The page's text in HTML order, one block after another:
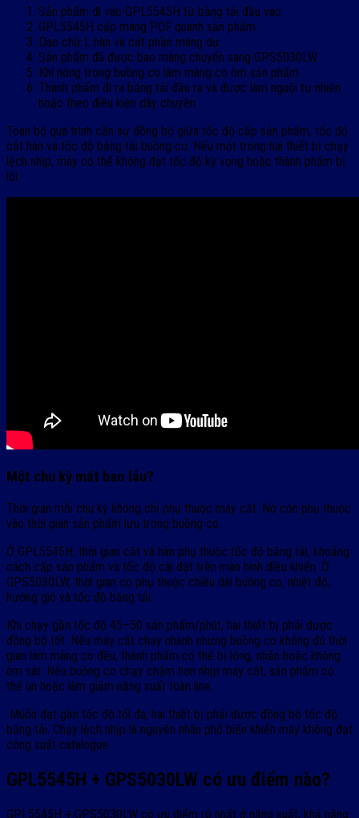
Sản phẩm đi vào GPL5545H từ băng tải đầu vào.
GPL5545H cấp màng POF quanh sản phẩm.
Dao chữ L hàn và cắt phần màng dư.
Sản phẩm đã được bao màng chuyển sang GPS5030LW.
Khí nóng trong buồng co làm màng co ôm sản phẩm.
Thành phẩm đi ra băng tải đầu ra và được làm nguội tự nhiên
hoặc theo điều kiện dây chuyền.
Toàn bộ quá trình cần sự đồng bộ giữa tốc độ cấp sản phẩm, tốc độ
cắt hàn và tốc độ băng tải buồng co. Nếu một trong hai thiết bị chạy
lệch nhịp, máy có thể không đạt tốc độ kỳ vọng hoặc thành phẩm bị
lỗi.
Một chu kỳ mất bao lâu?
Thời gian mỗi chu kỳ không chỉ phụ thuộc máy cắt. Nó còn phụ thuộc
vào thời gian sản phẩm lưu trong buồng co.
Ở GPL5545H, thời gian cắt và hàn phụ thuộc tốc độ băng tải, khoảng
cách cấp sản phẩm và tốc độ cài đặt trên màn hình điều khiển. Ở
GPS5030LW, thời gian co phụ thuộc chiều dài buồng co, nhiệt độ,
hướng gió và tốc độ băng tải.
Khi chạy gần tốc độ 45–50 sản phẩm/phút, hai thiết bị phải được
đồng bộ tốt. Nếu máy cắt chạy nhanh nhưng buồng co không đủ thời
gian làm màng co đều, thành phẩm có thể bị lỏng, nhăn hoặc không
ôm sát. Nếu buồng co chạy chậm hơn nhịp máy cắt, sản phẩm có
thể ùn hoặc làm giảm năng suất toàn line.
Muốn đạt gần tốc độ tối đa, hai thiết bị phải được đồng bộ tốc độ
băng tải. Chạy lệch nhịp là nguyên nhân phổ biến khiến máy không đạt
công suất catalogue.
GPL5545H + GPS5030LW có ưu điểm nào?
GPL5545H + GPS5030LW có ưu điểm rõ nhất ở năng suất, khả năng